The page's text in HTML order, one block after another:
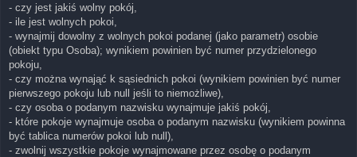
- czy jest jakiś wolny pokój,
- ile jest wolnych pokoi,
- wynajmij dowolny z wolnych pokoi podanej (jako parametr) osobie
(obiekt typu Osoba); wynikiem powinien być numer przydzielonego
pokoju,
- czy można wynająć k sąsiednich pokoi (wynikiem powinien być numer
pierwszego pokoju lub null jeśli to niemożliwe),
- czy osoba o podanym nazwisku wynajmuje jakiś pokój,
- które pokoje wynajmuje osoba o podanym nazwisku (wynikiem powinna
być tablica numerów pokoi lub null),
- zwolnij wszystkie pokoje wynajmowane przez osobę o podanym